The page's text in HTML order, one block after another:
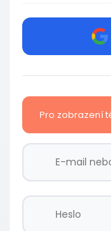
Pro zobrazení